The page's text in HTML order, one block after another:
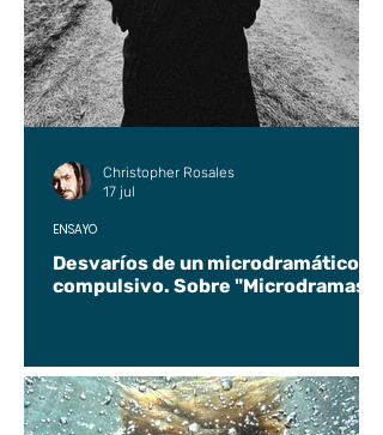
Desvaríos de un microdramático
compulsivo. Sobre "Microdramas".
ENSAYO
Christopher Rosales
17 jul